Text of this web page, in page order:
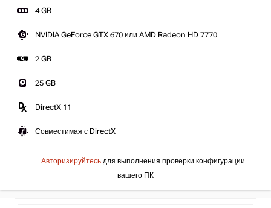
4 GB
NVIDIA GeForce GTX 670 или AMD Radeon HD 7770
2 GB
25 GB
DirectX 11
Совместимая с DirectX
Авторизируйтесь для выполнения проверки конфигурации
вашего ПК